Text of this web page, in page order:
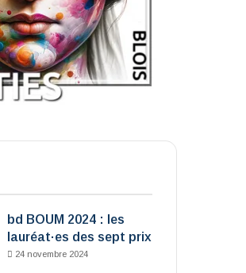
bd BOUM 2024 : les
lauréat·es des sept prix
24 novembre 2024